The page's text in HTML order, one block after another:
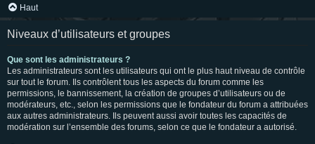
Haut
Niveaux d’utilisateurs et groupes
Que sont les administrateurs ?
Les administrateurs sont les utilisateurs qui ont le plus haut niveau de contrôle
sur tout le forum. Ils contrôlent tous les aspects du forum comme les
permissions, le bannissement, la création de groupes d’utilisateurs ou de
modérateurs, etc., selon les permissions que le fondateur du forum a attribuées
aux autres administrateurs. Ils peuvent aussi avoir toutes les capacités de
modération sur l’ensemble des forums, selon ce que le fondateur a autorisé.